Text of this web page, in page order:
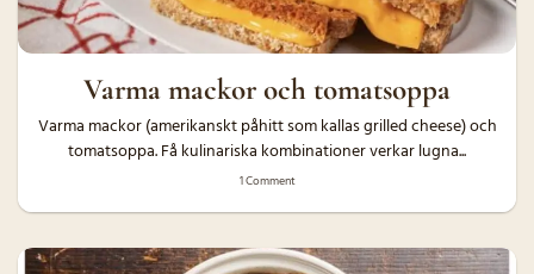
Varma mackor och tomatsoppa
Varma mackor (amerikanskt påhitt som kallas grilled cheese) och
tomatsoppa. Få kulinariska kombinationer verkar lugna...
1 Comment